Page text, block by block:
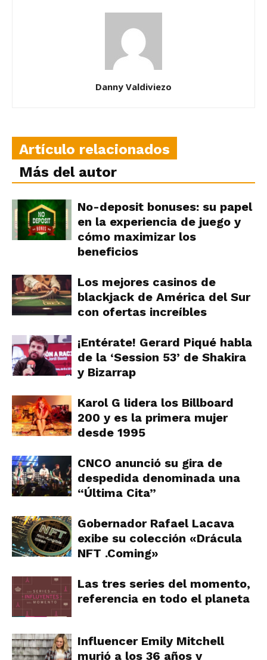
Danny Valdiviezo
Artículo relacionados
Más del autor
No-deposit bonuses: su papel
en la experiencia de juego y
cómo maximizar los
beneficios
Los mejores casinos de
blackjack de América del Sur
con ofertas increíbles
¡Entérate! Gerard Piqué habla
de la ‘Session 53’ de Shakira
y Bizarrap
Karol G lidera los Billboard
200 y es la primera mujer
desde 1995
CNCO anunció su gira de
despedida denominada una
“Última Cita”
Gobernador Rafael Lacava
exibe su colección «Drácula
NFT .Coming»
Las tres series del momento,
referencia en todo el planeta
Influencer Emily Mitchell
murió a los 36 años y